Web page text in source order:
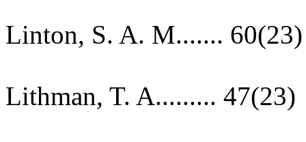
Linton, S. A. M....... 60(23)
Lithman, T. A......... 47(23)